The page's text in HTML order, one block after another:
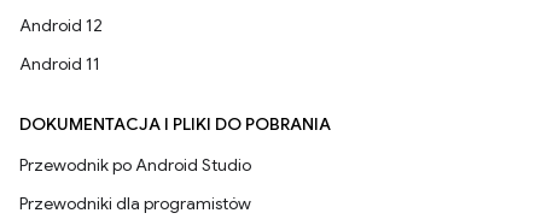
Android 12
Android 11
DOKUMENTACJA I PLIKI DO POBRANIA
Przewodnik po Android Studio
Przewodniki dla programistów